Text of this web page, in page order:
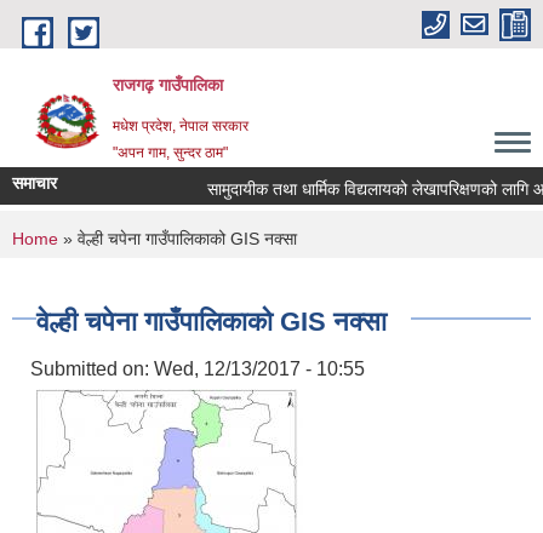
Skip to main content
राजगढ़ गाउँपालिका
मधेश प्रदेश, नेपाल सरकार
"अपन गाम, सुन्दर ठाम"
समाचार सामुदायीक तथा धार्मिक विद्यलायको लेखापरिक्षणको लागि
You are here
Home » वेल्ही चपेना गाउँपालिकाको GIS नक्सा
वेल्ही चपेना गाउँपालिकाको GIS नक्सा
Submitted on: Wed, 12/13/2017 - 10:55